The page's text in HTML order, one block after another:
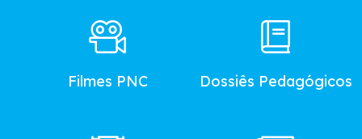
Filmes PNC Dossiês Pedagógicos